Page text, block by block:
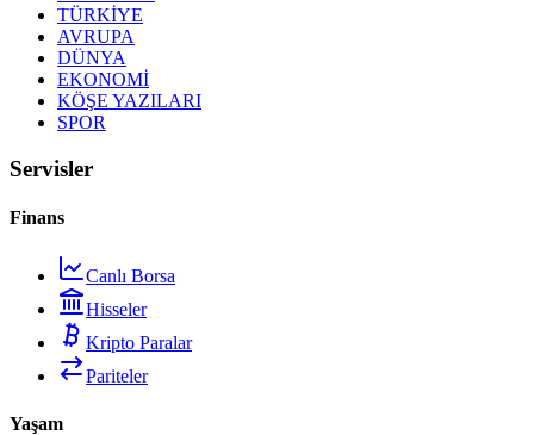
TÜRKİYE
AVRUPA
DÜNYA
EKONOMİ
KÖŞE YAZILARI
SPOR
Servisler
Finans
Canlı Borsa
Hisseler
Kripto Paralar
Pariteler
Yaşam